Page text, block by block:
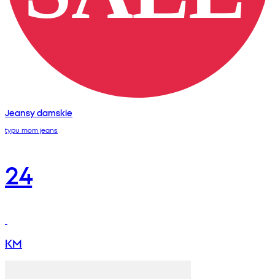
Jeansy damskie
typu mom jeans
24
KM